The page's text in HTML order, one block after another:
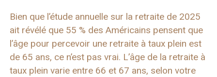
Bien que l’étude annuelle sur la retraite de 2025
ait révélé que 55 % des Américains pensent que
l’âge pour percevoir une retraite à taux plein est
de 65 ans, ce n’est pas vrai. L’âge de la retraite à
taux plein varie entre 66 et 67 ans, selon votre